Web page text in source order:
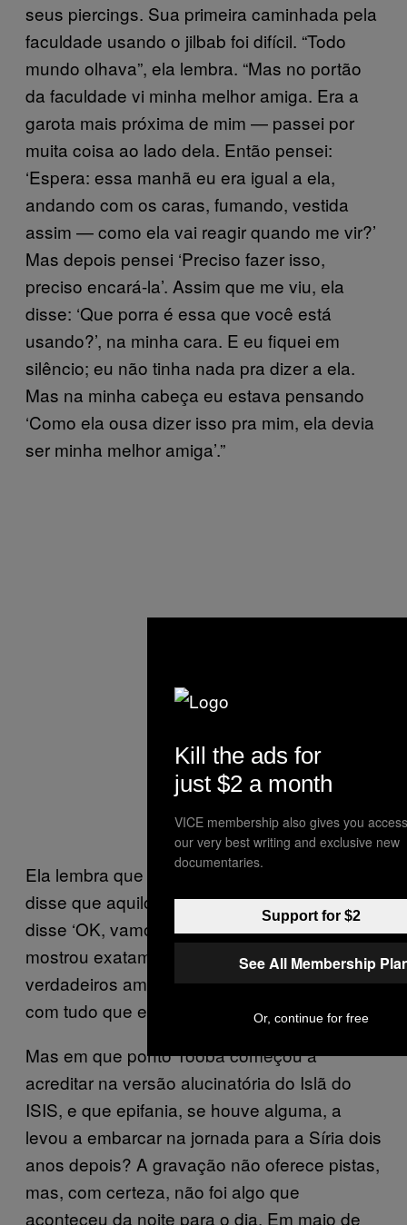
seus piercings. Sua primeira caminhada pela
faculdade usando o jilbab foi difícil. “Todo
mundo olhava”, ela lembra. “Mas no portão
da faculdade vi minha melhor amiga. Era a
garota mais próxima de mim — passei por
muita coisa ao lado dela. Então pensei:
‘Espera: essa manhã eu era igual a ela,
andando com os caras, fumando, vestida
assim — como ela vai reagir quando me vir?’
Mas depois pensei ‘Preciso fazer isso,
preciso encará-la’. Assim que me viu, ela
disse: ‘Que porra é essa que você está
usando?’, na minha cara. E eu fiquei em
silêncio; eu não tinha nada pra dizer a ela.
Mas na minha cabeça eu estava pensando
‘Como ela ousa dizer isso pra mim, ela devia
ser minha melhor amiga’.”
Ela lembra que um dos garotos no grupo
disse que aquilo não duraria dois dias. “E eu
disse ‘OK, vamos ver’, e fui embora. Alá me
mostrou exatamente quem eram meus
verdadeiros amigos. Desde aquele dia, parei
com tudo que era haram.”
Mas em que ponto Tooba começou a
acreditar na versão alucinatória do Islã do
ISIS, e que epifania, se houve alguma, a
levou a embarcar na jornada para a Síria dois
anos depois? A gravação não oferece pistas,
mas, com certeza, não foi algo que
aconteceu da noite para o dia. Em maio de
Kill the ads for
just $2 a month
VICE membership also gives you
our very best writing and exclusive new
documentaries.
Support for $2
See All Membership
Or, continue for free